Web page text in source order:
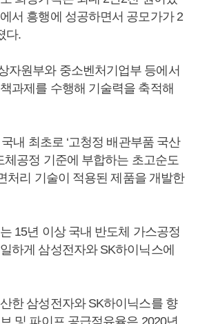
서 흥행에 성공하면서 공모가가 2
다.
자원부와 중소벤처기업부 등에서
과제를 수행해 기술력을 축적해
내 최초로 ‘고청정 배관부품 국산
체공정 기준에 부합하는 초고순도
처리 기술이 적용된 제품을 개발한
15년 이상 국내 반도체 가스공정
하게 삼성전자와 SK하이닉스에
한 삼성전자와 SK하이닉스를 향